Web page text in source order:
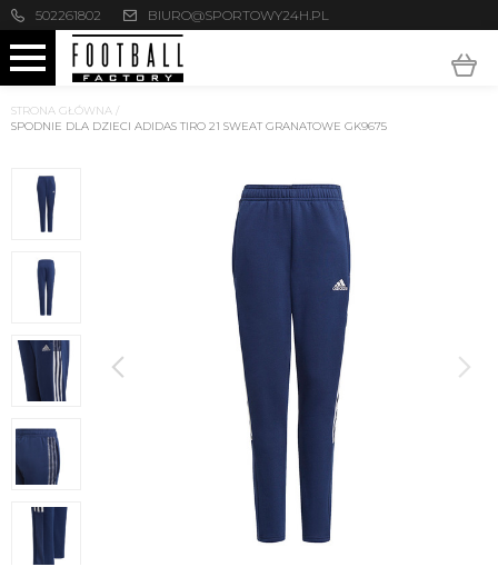
502261802 BIURO@SPORTOWY24H.PL
STRONA GŁÓWNA /
SPODNIE DLA DZIECI ADIDAS TIRO 21 SWEAT GRANATOWE GK9675